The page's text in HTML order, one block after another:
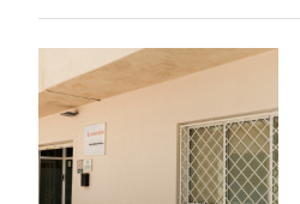
Olanaklar
İkramlar
Ücretsiz WiFi